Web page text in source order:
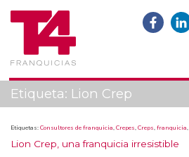
Etiqueta: Lion Crep
Etiquetas:Consultores de franquicia,Crepes,Creps,franquicia,
Lion Crep, una franquicia irresistible